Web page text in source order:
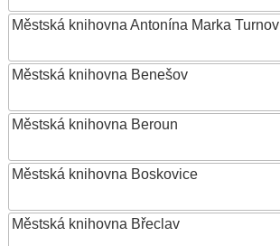
Městská knihovna Antonína Marka Turnov
Městská knihovna Benešov
Městská knihovna Beroun
Městská knihovna Boskovice
Městská knihovna Břeclav